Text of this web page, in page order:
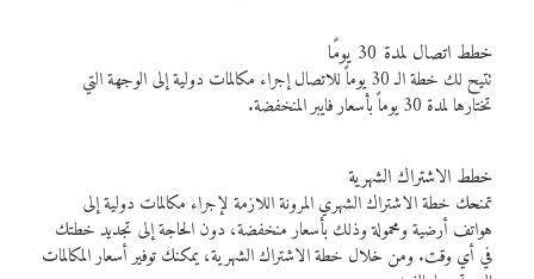
خطط اتصال لمدة 30 يومًا
تتيح لك خطة الـ 30 يوماً للاتصال إجراء مكالمات دولية إلى الوجهة التي
تختارها لمدة 30 يوماً بأسعار فايبر المنخفضة.
خطط الاشتراك الشهرية
تمنحك خطة الاشتراك الشهري المرونة اللازمة لإجراء مكالمات دولية إلى
هواتف أرضية ومحمولة وذلك بأسعار منخفضة، دون الحاجة إلى تجديد خطتك
في أي وقت. ومن خلال خطة الاشتراك الشهرية، يمكنك توفير أسعار المكالمات